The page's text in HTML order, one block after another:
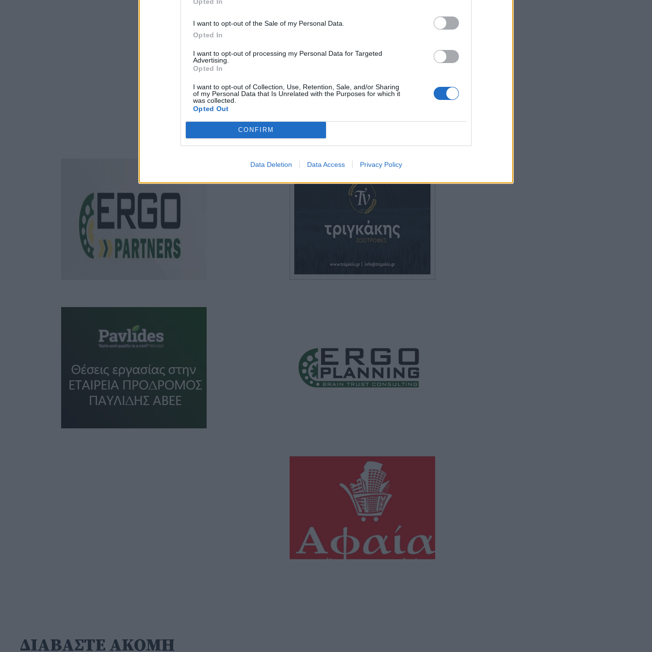
I want to opt-out of the Sale of my Personal Data.
Opted In
I want to opt-out of processing my Personal Data for Targeted
Advertising.
Opted In
I want to opt-out of Collection, Use, Retention, Sale, and/or Sharing
of my Personal Data that Is Unrelated with the Purposes for which it
was collected.
Opted Out
CONFIRM
Data Deletion Data Access Privacy Policy
ΔΙΑΒΑΣΤΕ ΑΚΟΜΗ